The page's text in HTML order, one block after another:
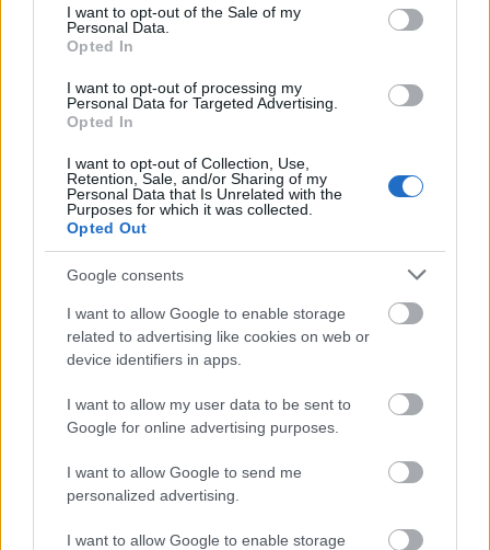
consent section.
I want to opt-out of the Sale of my
Personal Data.
Opted In
I want to opt-out of processing my
Personal Data for Targeted Advertising.
Opted In
I want to opt-out of Collection, Use,
Retention, Sale, and/or Sharing of my
Personal Data that Is Unrelated with the
Purposes for which it was collected.
Opted Out
Google consents
I want to allow Google to enable storage
related to advertising like cookies on web or
device identifiers in apps.
I want to allow my user data to be sent to
Google for online advertising purposes.
I want to allow Google to send me
personalized advertising.
I want to allow Google to enable storage
πόλη της Κέρκυρας (μόλις 3 χλμ. από το
Divani Corfu
), θα δείτε υπέροχες παραλίες, φωλιασμένες σε
αμμώδεις κολπίσκους που περιβάλλονται από
καταπράσινα δάση και βουνά.
Όσο για αξιοθέατα, οι επιλογές είναι αμέτρητες. Το
ανάκτορο Αχίλλειο, το πρώην καταφύγιο της
πριγκίπισσας Σίσσυ της Αυστρίας, το παλάτι του Μον
Ρεπό με τον κατάφυτο κήπο που το περιβάλλει και το
πολυφωτογραφημένο Ποντικονήσι είναι μερικά μόνο
από τα σημεία του νησιού που θα τραβήξουν το
ενδιαφέρον σας και θα σας εντυπωσιάσουν.
ΠΑΡΟΧΕΣ
Εστιατόριο